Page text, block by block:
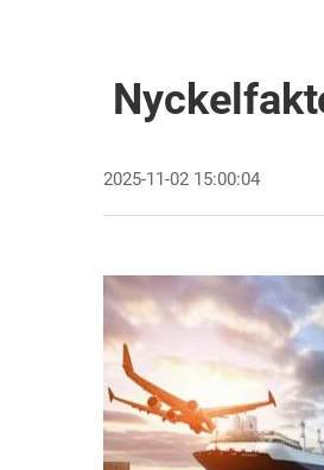
2025-11-02 15:00:04